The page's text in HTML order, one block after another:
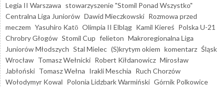
Legia II Warszawa stowarzyszenie "Stomil Ponad Wszystko"
Centralna Liga Juniorów Dawid Mieczkowski Rozmowa przed
meczem Yasuhiro Katō Olimpia II Elbląg Kamil Kiereś Polska U-21
Chrobry Głogów Stomil Cup felieton Makroregionalna Liga
Juniorów Młodszych Stal Mielec (S)krytym okiem komentarz Śląsk
Wrocław Tomasz Wełnicki Robert Kiłdanowicz Mirosław
Jabłoński Tomasz Wełna Irakli Meschia Ruch Chorzów
Wołodymyr Kowal Polonia Lidzbark Warmiński Górnik Polkowice